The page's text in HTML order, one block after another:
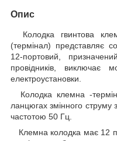
Опис
Колодка гвинтова
(термінал) представляє
12-портовий,
провідників, виключає
електроустановки.
Колодка клемна -
ланцюгах змінного
частотою 50 Гц.
Клемна колодка має 12